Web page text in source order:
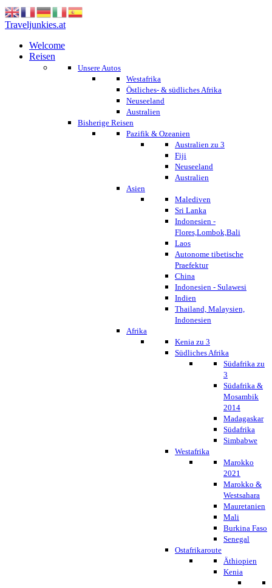
Traveljunkies.at
Welcome
Reisen
Unsere Autos
Westafrika
Östliches- & südliches Afrika
Neuseeland
Australien
Bisherige Reisen
Pazifik & Ozeanien
Australien zu 3
Fiji
Neuseeland
Australien
Asien
Malediven
Sri Lanka
Indonesien -
Flores,Lombok,Bali
Laos
Autonome tibetische
Praefektur
China
Indonesien - Sulawesi
Indien
Thailand, Malaysien,
Indonesien
Afrika
Kenia zu 3
Südliches Afrika
Südafrika zu
3
Südafrika &
Mosambik
2014
Madagaskar
Südafrika
Simbabwe
Westafrika
Marokko
2021
Marokko &
Westsahara
Mauretanien
Mali
Burkina Faso
Senegal
Ostafrikaroute
Äthiopien
Kenia